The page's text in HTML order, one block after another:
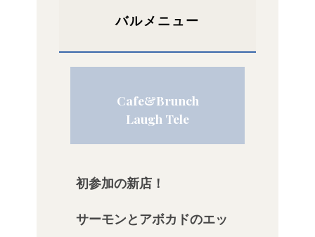
バルメニュー
Cafe&Brunch
Laugh Tele
初参加の新店！
サーモンとアボカドのエッ